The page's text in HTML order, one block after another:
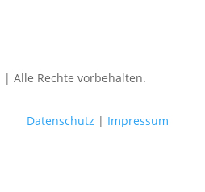
Alle Rechte vorbehalten.
Datenschutz | Impressum